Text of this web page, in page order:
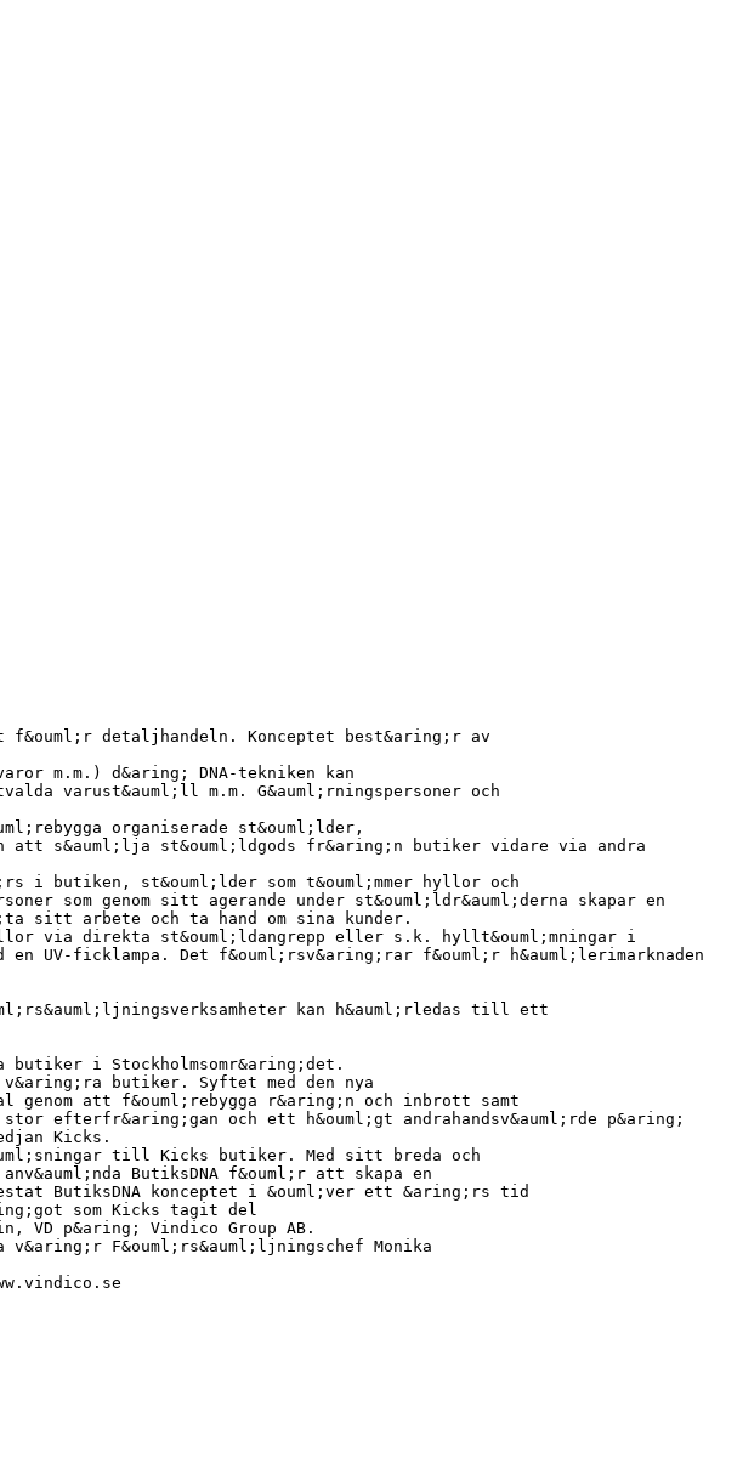
f&ouml;r detaljhandeln. Konceptet best&aring;r av
m.m.) d&aring; DNA-tekniken kan
varust&auml;ll m.m. G&auml;rningspersoner och
organiserade st&ouml;lder,
att s&auml;lja st&ouml;ldgods fr&aring;n butiker vidare via andra
i butiken, st&ouml;lder som t&ouml;mmer hyllor och
som genom sitt agerande under st&ouml;ldr&auml;derna skapar en
sitt arbete och ta hand om sina kunder.
via direkta st&ouml;ldangrepp eller s.k. hyllt&ouml;mningar i
UV-ficklampa. Det f&ouml;rsv&aring;rar f&ouml;r h&auml;lerimarknaden
kan h&auml;rledas till ett
i Stockholmsomr&aring;det.
butiker. Syftet med den nya
att f&ouml;rebygga r&aring;n och inbrott samt
efterfr&aring;gan och ett h&ouml;gt andrahandsv&auml;rde p&aring;
Kicks.
till Kicks butiker. Med sitt breda och
ButiksDNA f&ouml;r att skapa en
ButiksDNA konceptet i &ouml;ver ett &aring;rs tid
som Kicks tagit del
VD p&aring; Vindico Group AB.
F&ouml;rs&auml;ljningschef Monika